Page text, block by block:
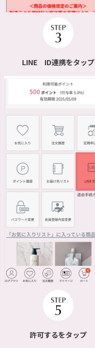
LINE ID連携をタップ
許可するをタップ